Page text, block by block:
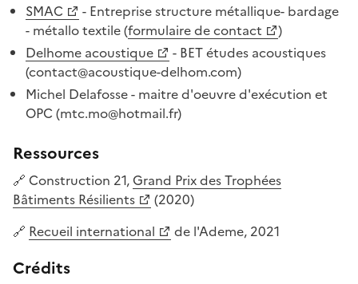
SMAC
- Entreprise structure métallique- bardage
- métallo textile (formulaire de contact
)
Delhome acoustique
- BET études acoustiques
(contact@acoustique-delhom.com)
Michel Delafosse - maitre d'oeuvre d'exécution et
OPC (mtc.mo@hotmail.fr)
Ressources
🔗 Construction 21,Grand Prix des Trophées
Bâtiments Résilients
(2020)
🔗 Recueil international de l'Ademe, 2021
Crédits